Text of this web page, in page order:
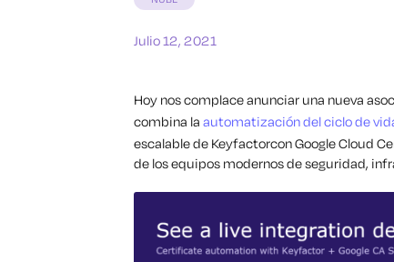
Julio 12, 2021
Hoy nos complace anunciar una nueva
combina la automatización del ciclo de
escalable de Keyfactorcon Google Cloud
de los equipos modernos de seguridad,